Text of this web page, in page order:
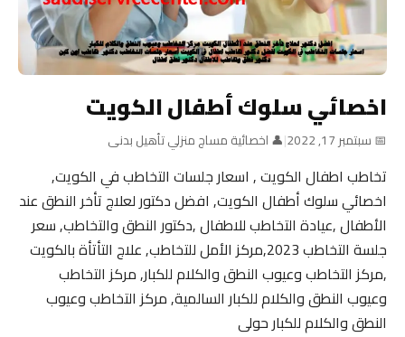
اخصائي سلوك أطفال الكويت
📅 سبتمبر 17, 2022 |👤 اخصائية مساج منزلي تأهيل بدنى
تخاطب اطفال الكويت , اسعار جلسات التخاطب في الكويت,
اخصائي سلوك أطفال الكويت, افضل دكتور لعلاج تأخر النطق عند
الأطفال ,عيادة التخاطب للاطفال ,دكتور النطق والتخاطب, سعر
جلسة التخاطب 2023,مركز الأمل للتخاطب, علاج التأتأة بالكويت
,مركز التخاطب وعيوب النطق والكلام للكبار, مركز التخاطب
وعيوب النطق والكلام للكبار السالمية, مركز التخاطب وعيوب
النطق والكلام للكبار حولى